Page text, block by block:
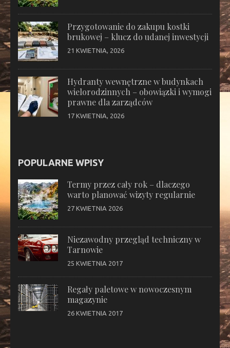
Przygotowanie do zakupu kostki
brukowej – klucz do udanej inwestycji
21 KWIETNIA, 2026
Hydranty wewnętrzne w budynkach
wielorodzinnych – obowiązki i wymogi
prawne dla zarządców
17 KWIETNIA, 2026
POPULARNE WPISY
Termy przez cały rok – dlaczego
warto planować wizyty regularnie
27 KWIETNIA 2026
Niezawodny przegląd techniczny w
Tarnowie
25 KWIETNIA 2017
Regały paletowe w nowoczesnym
magazynie
26 KWIETNIA 2017